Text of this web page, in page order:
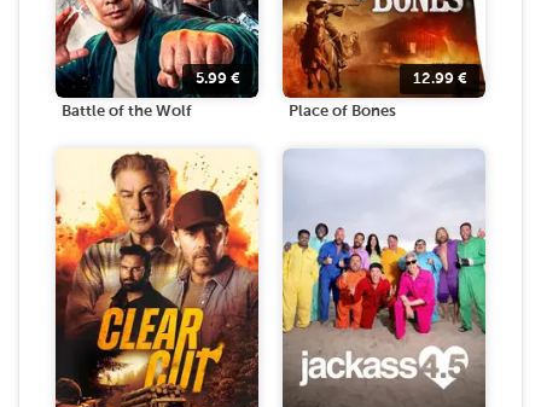
5.99 €
Battle of the Wolf
12.99 €
Place of Bones